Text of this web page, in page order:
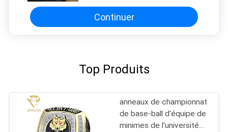
Continuer
Top Produits
anneaux de championnat
de base-ball d'équipe de
minimes de l'université